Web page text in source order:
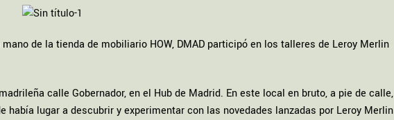
de la tienda de mobiliario HOW, DMAD participó en los talleres de Leroy Merlin
calle Gobernador, en el Hub de Madrid. En este local en bruto, a pie de calle,
había lugar a descubrir y experimentar con las novedades lanzadas por Leroy Merlin